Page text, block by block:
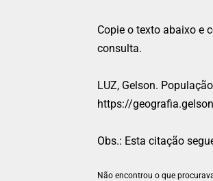
Copie o texto abaixo e
consulta.
LUZ, Gelson.
https://
Obs.: Esta citação
Não encontrou o que